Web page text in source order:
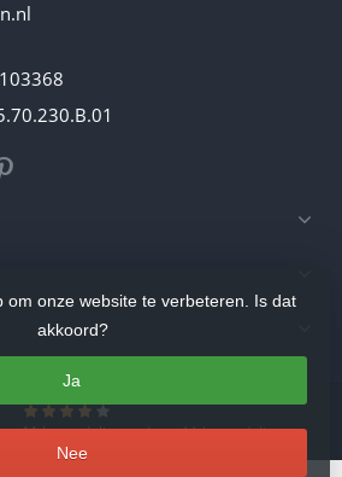
11beoordelingen.Lees 11 beoordelingen
om onze website te verbeteren. Is dat
akkoord?
Ja
Nee